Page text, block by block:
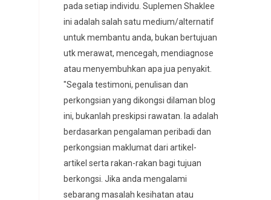
pada setiap individu. Suplemen Shaklee
ini adalah salah satu medium/alternatif
untuk membantu anda, bukan bertujuan
utk merawat, mencegah, mendiagnose
atau menyembuhkan apa jua penyakit.
"Segala testimoni, penulisan dan
perkongsian yang dikongsi dilaman blog
ini, bukanlah preskipsi rawatan. Ia adalah
berdasarkan pengalaman peribadi dan
perkongsian maklumat dari artikel-
artikel serta rakan-rakan bagi tujuan
berkongsi. Jika anda mengalami
sebarang masalah kesihatan atau